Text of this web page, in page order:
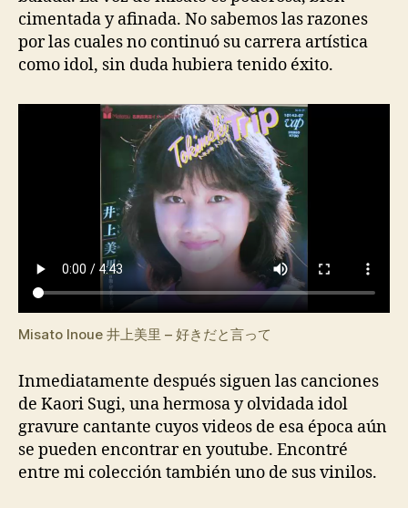
cimentada y afinada. No sabemos las razones
por las cuales no continuó su carrera artística
como idol, sin duda hubiera tenido éxito.
Misato Inoue 井上美里 – 好きだと言って
Inmediatamente después siguen las canciones
de Kaori Sugi, una hermosa y olvidada idol
gravure cantante cuyos videos de esa época aún
se pueden encontrar en youtube. Encontré
entre mi colección también uno de sus vinilos.